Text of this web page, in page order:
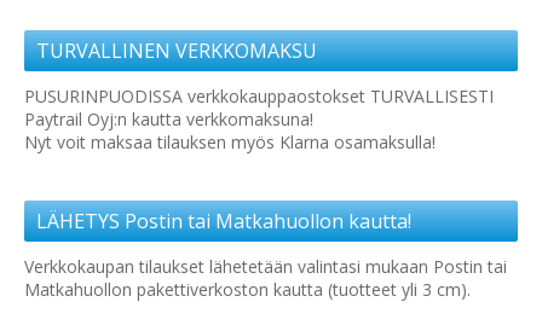
TURVALLINEN VERKKOMAKSU
PUSURINPUODISSA verkkokauppaostokset TURVALLISESTI
Paytrail Oyj:n kautta verkkomaksuna!
Nyt voit maksaa tilauksen myös Klarna osamaksulla!
LÄHETYS Postin tai Matkahuollon kautta!
Verkkokaupan tilaukset lähetetään valintasi mukaan Postin tai
Matkahuollon pakettiverkoston kautta (tuotteet yli 3 cm).